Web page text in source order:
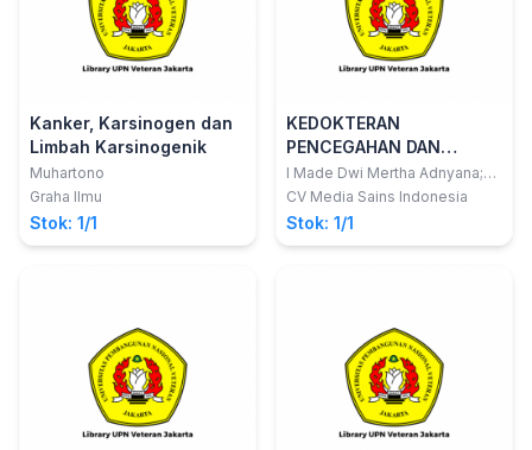
Kanker, Karsinogen dan
Limbah Karsinogenik
Muhartono
Graha Ilmu
Stok: 1/1
KEDOKTERAN
PENCEGAHAN DAN
KOMUNITAS
I Made Dwi Mertha Adnyana;
dkk
CV Media Sains Indonesia
Stok: 1/1